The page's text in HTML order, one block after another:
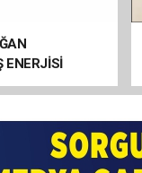
ENERJİSİ
İŞİ